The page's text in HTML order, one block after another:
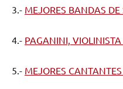
3.- MEJORES BANDAS
4.- PAGANINI,
5.- MEJORES